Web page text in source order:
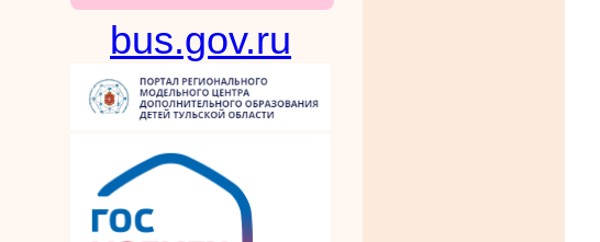
bus.gov.ru